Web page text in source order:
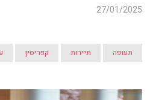
27/01/2025
תעופה תיירות קפריסין